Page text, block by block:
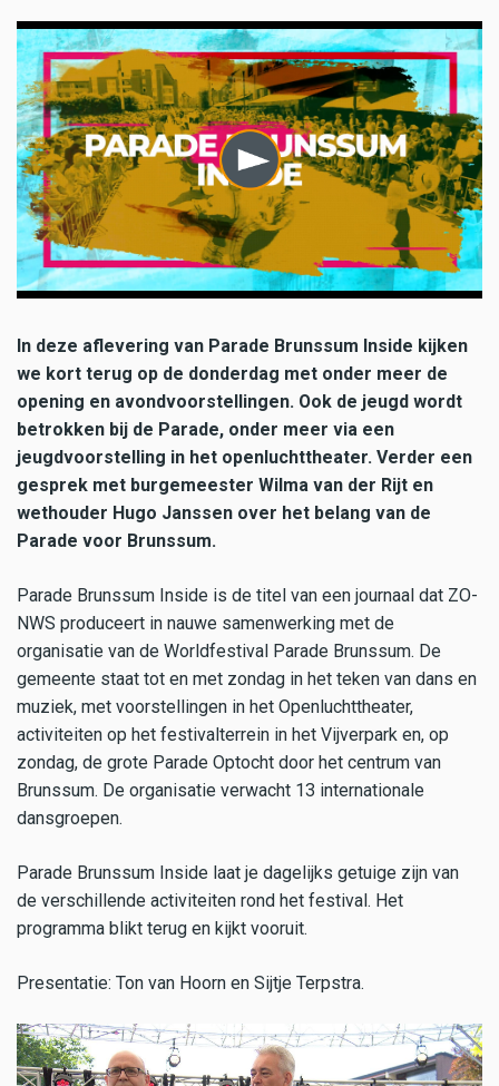
In deze aflevering van Parade Brunssum Inside kijken
we kort terug op de donderdag met onder meer de
opening en avondvoorstellingen. Ook de jeugd wordt
betrokken bij de Parade, onder meer via een
jeugdvoorstelling in het openluchttheater. Verder een
gesprek met burgemeester Wilma van der Rijt en
wethouder Hugo Janssen over het belang van de
Parade voor Brunssum.
Parade Brunssum Inside is de titel van een journaal dat ZO-
NWS produceert in nauwe samenwerking met de
organisatie van de Worldfestival Parade Brunssum. De
gemeente staat tot en met zondag in het teken van dans en
muziek, met voorstellingen in het Openluchttheater,
activiteiten op het festivalterrein in het Vijverpark en, op
zondag, de grote Parade Optocht door het centrum van
Brunssum. De organisatie verwacht 13 internationale
dansgroepen.
Parade Brunssum Inside laat je dagelijks getuige zijn van
de verschillende activiteiten rond het festival. Het
programma blikt terug en kijkt vooruit.
Presentatie: Ton van Hoorn en Sijtje Terpstra.